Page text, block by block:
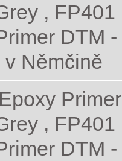
, FP401
DTM -
Němčině
Primer
, FP401
DTM -